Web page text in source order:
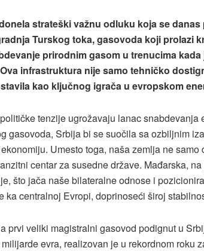
strateški važnu odluku koja se
Turskog toka, gasovoda koji prolazi
prirodnim gasom u trenucima kada
infrastruktura nije samo tehničko
kao ključnog igrača u evropskom
tenzije ugrožavaju lanac snabdevanja
gasovoda, Srbija bi se suočila sa ozbiljnim
Umesto toga, naša zemlja ne samo
centar za susedne države. Mađarska,
što jača naše bilateralne odnose i
ka centralnoj Evropi, doprinoseći široj
prvi veliki magistralni gasovod podignut u
evra, realizovan je u rekordnom roku